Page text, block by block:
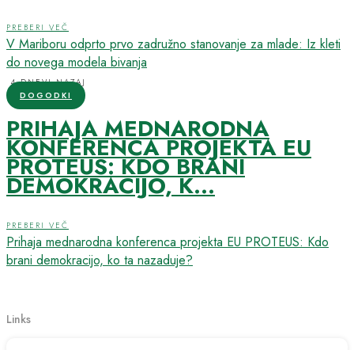
PREBERI VEČ
V Mariboru odprto prvo zadružno stanovanje za mlade: Iz kleti
do novega modela bivanja
4 DNEVI NAZAJ
DOGODKI
PRIHAJA MEDNARODNA
KONFERENCA PROJEKTA EU
PROTEUS: KDO BRANI
DEMOKRACIJO, K...
PREBERI VEČ
Prihaja mednarodna konferenca projekta EU PROTEUS: Kdo
brani demokracijo, ko ta nazaduje?
Links